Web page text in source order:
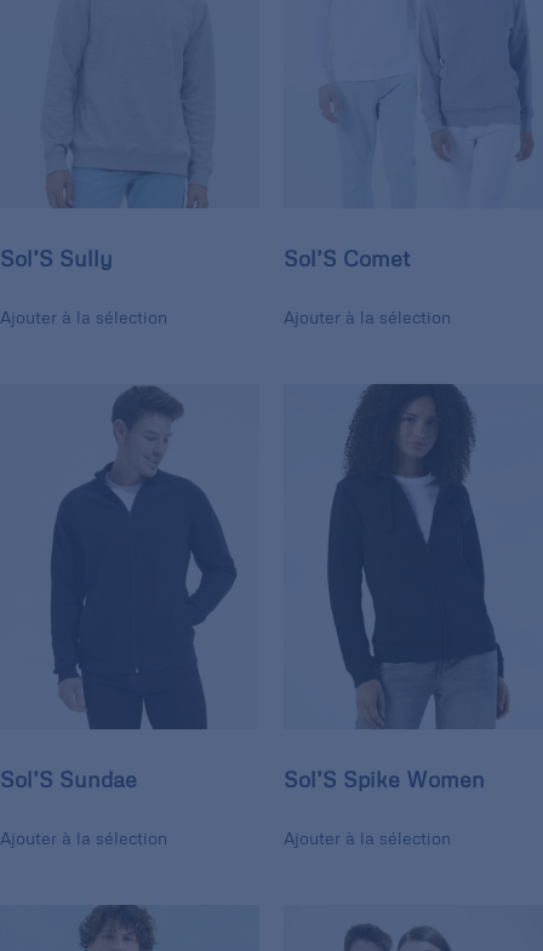
Sol’S Sully
Ajouter à la sélection
Sol’S Comet
Ajouter à la sélection
Sol’S Sundae
Ajouter à la sélection
Sol’S Spike Women
Ajouter à la sélection